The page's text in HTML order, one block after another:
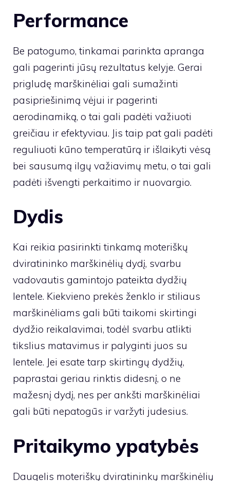
Performance
Be patogumo, tinkamai parinkta apranga
gali pagerinti jūsų rezultatus kelyje. Gerai
prigludę marškinėliai gali sumažinti
pasipriešinimą vėjui ir pagerinti
aerodinamiką, o tai gali padėti važiuoti
greičiau ir efektyviau. Jis taip pat gali padėti
reguliuoti kūno temperatūrą ir išlaikyti vėsą
bei sausumą ilgų važiavimų metu, o tai gali
padėti išvengti perkaitimo ir nuovargio.
Dydis
Kai reikia pasirinkti tinkamą moteriškų
dviratininko marškinėlių dydį, svarbu
vadovautis gamintojo pateikta dydžių
lentele. Kiekvieno prekės ženklo ir stiliaus
marškinėliams gali būti taikomi skirtingi
dydžio reikalavimai, todėl svarbu atlikti
tikslius matavimus ir palyginti juos su
lentele. Jei esate tarp skirtingų dydžių,
paprastai geriau rinktis didesnį, o ne
mažesnį dydį, nes per ankšti marškinėliai
gali būti nepatogūs ir varžyti judesius.
Pritaikymo ypatybės
Daugelis moteriškų dviratininkų marškinėlių